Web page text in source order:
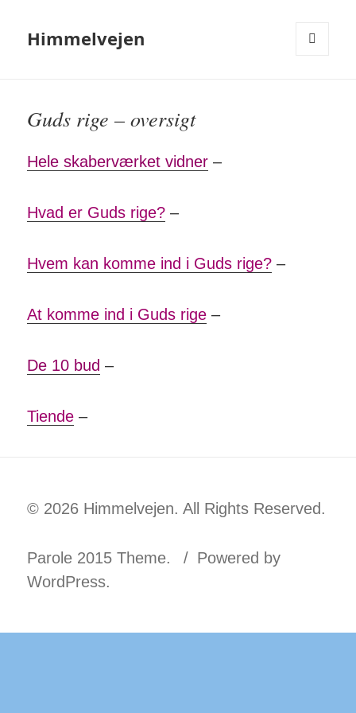
Himmelvejen
Guds rige – oversigt
Hele skaberværket vidner –
Hvad er Guds rige? –
Hvem kan komme ind i Guds rige? –
At komme ind i Guds rige –
De 10 bud –
Tiende –
© 2026 Himmelvejen. All Rights Reserved.
Parole 2015 Theme.
Powered by
WordPress.